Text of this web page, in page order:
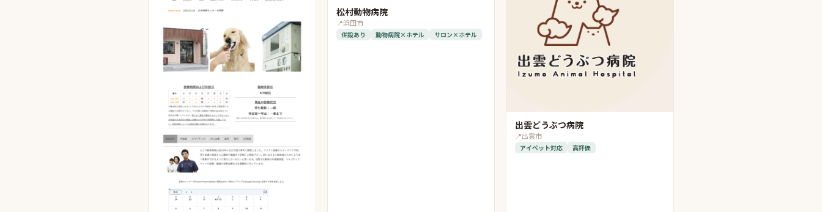
松村動物病院
📍浜田市
併設あり 動物病院×ホテル サロン×ホテル
出雲どうぶつ病院
📍出雲市
アイペット対応 高評価